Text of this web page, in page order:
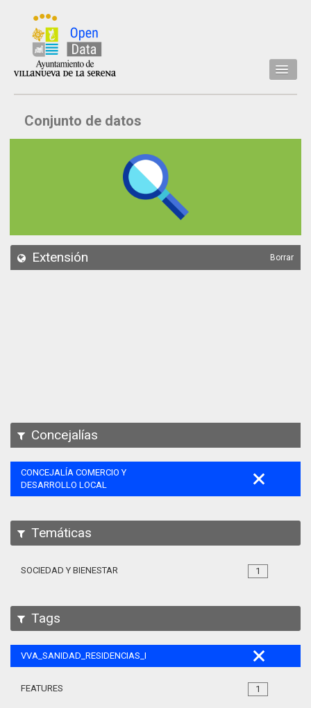
Inicio
Datos
API
Conjunto de datos
Extensión Borrar
Concejalías
CONCEJALÍA COMERCIO Y
DESARROLLO LOCAL
Temáticas
1
SOCIEDAD Y BIENESTAR
Tags
VVA_SANIDAD_RESIDENCIAS_MAYORES_105
1
FEATURES